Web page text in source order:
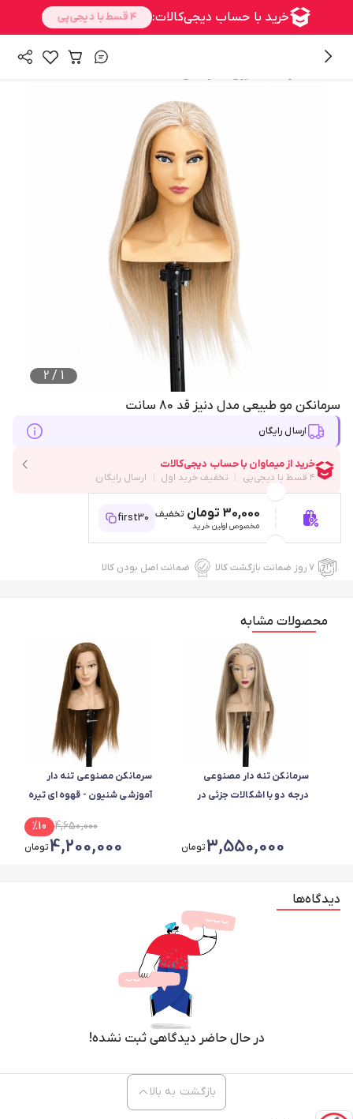
1
/
2
سرمانکن مو طبیعی مدل دنیز قد 80 سانت
ارسال رایگان
30,000 تومان تخفیف
مخصوص اولین خرید
first30
۷ روز ضمانت بازگشت کالا ضمانت اصل بودن کالا
محصولات مشابه
سرمانکن تنه دار مصنوعی
درجه دو با اشکالات جزئی در
3,550,000تومان
سرمانکن مصنوعی تنه دار
آموزشی شنیون - قهوه ای تیره
4,650,000
%10
4,200,000تومان
دیدگاه‌ها
در حال حاضر دیدگاهی ثبت نشده!
بازگشت به بالا